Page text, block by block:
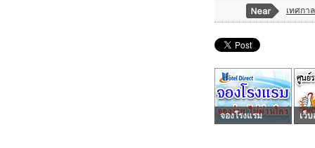
เทศกา
จองโรงแรม เว็